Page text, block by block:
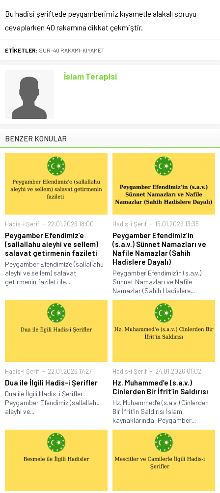
Bu hadisi şeriftede peygamberimiz kıyametle alakalı soruyu
cevaplarken 40 rakamına dikkat çekmiştir.
ETİKETLER: SUR-40 RAKAMI-KIYAMET
İslam Terapisi
BENZER KONULAR
Hadis-i Şerif 22.01.2026 18:00
Peygamber Efendimiz’e
(sallallahu aleyhi ve sellem)
salavat getirmenin fazileti
Peygamber Efendimiz’e (sallallahu
aleyhi ve sellem) salavat
getirmenin fazileti ile...
Hadis-i Şerif 15.01.2026 13:35
Peygamber Efendimiz’in
(s.a.v.) Sünnet Namazları ve
Nafile Namazlar (Sahih
Hadislere Dayalı)
Peygamber Efendimiz’in (s.a.v.)
Sünnet Namazları ve Nafile
Namazlar (Sahih Hadislere...
Hadis-i Şerif 22.01.2026 17:27
Dua ile İlgili Hadis-i Şerifler
Dua ile İlgili Hadis-i Şerifler
Peygamber Efendimiz (sallallahu
aleyhi ve...
Hadis-i Şerif 24.01.2026 01:02
Hz. Muhammed’e (s.a.v.)
Cinlerden Bir İfrit’in Saldırısı
Hz. Muhammed’e (s.a.v.) Cinlerden
Bir İfrit’in Saldırısı İslam
kaynaklarında, Peygamber...